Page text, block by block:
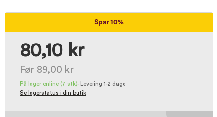
Spar 10%
80,10 kr
Før 89,00 kr
På lager online (7 stk)-
Levering 1-2 dage
Se lagerstatus i din butik